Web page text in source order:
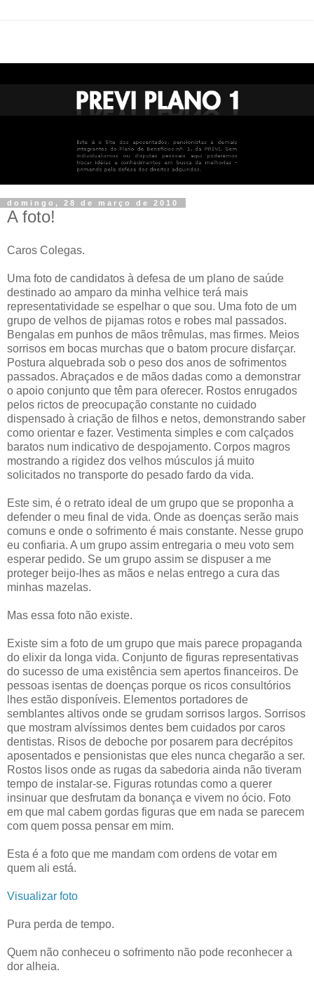
domingo, 28 de março de 2010
A foto!
Caros Colegas.
Uma foto de candidatos à defesa de um plano de saúde
destinado ao amparo da minha velhice terá mais
representatividade se espelhar o que sou. Uma foto de um
grupo de velhos de pijamas rotos e robes mal passados.
Bengalas em punhos de mãos trêmulas, mas firmes. Meios
sorrisos em bocas murchas que o batom procure disfarçar.
Postura alquebrada sob o peso dos anos de sofrimentos
passados. Abraçados e de mãos dadas como a demonstrar
o apoio conjunto que têm para oferecer. Rostos enrugados
pelos rictos de preocupação constante no cuidado
dispensado à criação de filhos e netos, demonstrando saber
como orientar e fazer. Vestimenta simples e com calçados
baratos num indicativo de despojamento. Corpos magros
mostrando a rigidez dos velhos músculos já muito
solicitados no transporte do pesado fardo da vida.
Este sim, é o retrato ideal de um grupo que se proponha a
defender o meu final de vida. Onde as doenças serão mais
comuns e onde o sofrimento é mais constante. Nesse grupo
eu confiaria. A um grupo assim entregaria o meu voto sem
esperar pedido. Se um grupo assim se dispuser a me
proteger beijo-lhes as mãos e nelas entrego a cura das
minhas mazelas.
Mas essa foto não existe.
Existe sim a foto de um grupo que mais parece propaganda
do elixir da longa vida. Conjunto de figuras representativas
do sucesso de uma existência sem apertos financeiros. De
pessoas isentas de doenças porque os ricos consultórios
lhes estão disponíveis. Elementos portadores de
semblantes altivos onde se grudam sorrisos largos. Sorrisos
que mostram alvíssimos dentes bem cuidados por caros
dentistas. Risos de deboche por posarem para decrépitos
aposentados e pensionistas que eles nunca chegarão a ser.
Rostos lisos onde as rugas da sabedoria ainda não tiveram
tempo de instalar-se. Figuras rotundas como a querer
insinuar que desfrutam da bonança e vivem no ócio. Foto
em que mal cabem gordas figuras que em nada se parecem
com quem possa pensar em mim.
Esta é a foto que me mandam com ordens de votar em
quem ali está.
Visualizar foto
Pura perda de tempo.
Quem não conheceu o sofrimento não pode reconhecer a
dor alheia.